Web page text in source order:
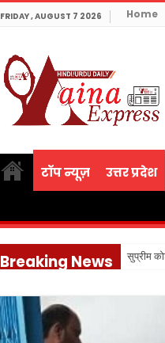
FRIDAY , AUGUST 7 2026 Home
टॉप न्यूज़ उत्तर प्रदेश
Breaking News सुप्रीम